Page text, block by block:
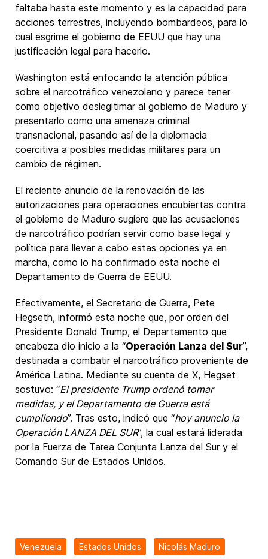
faltaba hasta este momento y es la capacidad para
acciones terrestres, incluyendo bombardeos, para lo
cual esgrime el gobierno de EEUU que hay una
justificación legal para hacerlo.
Washington está enfocando la atención pública
sobre el narcotráfico venezolano y parece tener
como objetivo deslegitimar al gobierno de Maduro y
presentarlo como una amenaza criminal
transnacional, pasando así de la diplomacia
coercitiva a posibles medidas militares para un
cambio de régimen.
El reciente anuncio de la renovación de las
autorizaciones para operaciones encubiertas contra
el gobierno de Maduro sugiere que las acusaciones
de narcotráfico podrían servir como base legal y
política para llevar a cabo estas opciones ya en
marcha, como lo ha confirmado esta noche el
Departamento de Guerra de EEUU.
Efectivamente, el Secretario de Guerra, Pete
Hegseth, informó esta noche que, por orden del
Presidente Donald Trump, el Departamento que
encabeza dio inicio a la “Operación Lanza del Sur”,
destinada a combatir el narcotráfico proveniente de
América Latina. Mediante su cuenta de X, Hegset
sostuvo: “El presidente Trump ordenó tomar
medidas, y el Departamento de Guerra está
cumpliendo”. Tras esto, indicó que “hoy anuncio la
Operación LANZA DEL SUR”, la cual estará liderada
por la Fuerza de Tarea Conjunta Lanza del Sur y el
Comando Sur de Estados Unidos.
Venezuela Estados Unidos Nicolás Maduro